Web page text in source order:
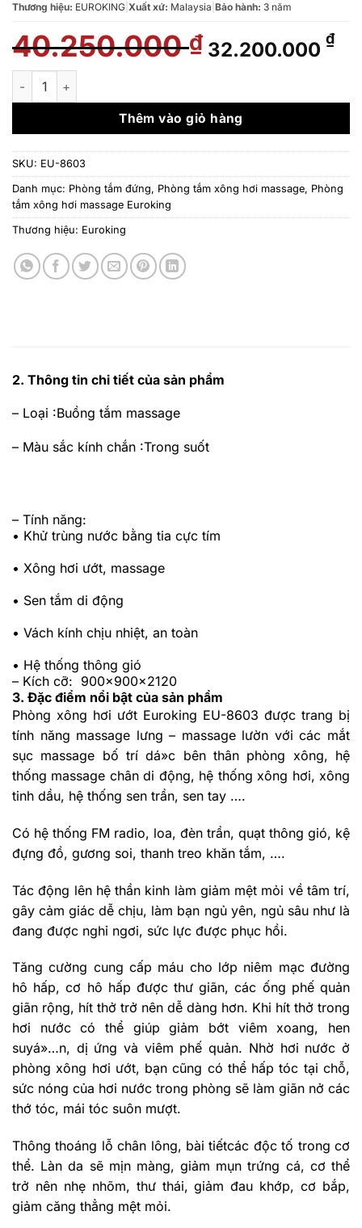
Thương hiệu: EUROKING Xuất xứ: Malaysia Bảo hành: 3 năm
40.250.000₫ Giá
gốc
40.250.000 ₫.
32.200.000 ₫
là:
Phòng tắm xông hơi massage Euroking EU-8603 số lượng
Thêm vào giỏ hàng
SKU: EU-8603
Danh mục: Phòng tắm đứng, Phòng tắm xông hơi massage, Phòng
tắm xông hơi massage Euroking
Thương hiệu: Euroking
2. Thông tin chi tiết của sản phẩm
– Loại :Buồng tắm massage
– Màu sắc kính chắn :Trong suốt
– Tính năng:
• Khử trùng nước bằng tia cực tím
• Xông hơi ướt, massage
• Sen tắm di động
• Vách kính chịu nhiệt, an toàn
• Hệ thống thông gió
– Kích cỡ: 900x900x2120
3. Đặc điểm nổi bật của sản phẩm
Phòng xông hơi ướt Euroking EU-8603 được trang bị
tính năng massage lưng – massage lườn với các mắt
sục massage bố trí dá»c bên thân phòng xông, hệ
thống massage chân di động, hệ thống xông hơi, xông
tinh dầu, hệ thống sen trần, sen tay ….
Có hệ thống FM radio, loa, đèn trần, quạt thông gió, kệ
đựng đồ, gương soi, thanh treo khăn tắm, ….
Tác động lên hệ thần kinh làm giảm mệt mỏi về tâm trí,
gây cảm giác dễ chịu, làm bạn ngủ yên, ngủ sâu như là
đang được nghỉ ngơi, sức lực được phục hồi.
Tăng cường cung cấp máu cho lớp niêm mạc đường
hô hấp, cơ hô hấp được thư giãn, các ống phế quản
giãn rộng, hít thở trở nên dễ dàng hơn. Khi hít thở trong
hơi nước có thể giúp giảm bớt viêm xoang, hen
suyá»…n, dị ứng và viêm phế quản. Nhờ hơi nước ở
phòng xông hơi ướt, bạn cũng có thể hấp tóc tại chỗ,
sức nóng của hơi nước trong phòng sẽ làm giãn nở các
thớ tóc, mái tóc suôn mượt.
Thông thoáng lỗ chân lông, bài tiếtcác độc tố trong cơ
thể. Làn da sẽ mịn màng, giảm mụn trứng cá, cơ thể
trở nên nhẹ nhõm, thư thái, giảm đau khớp, cơ bắp,
giảm căng thẳng mệt mỏi.